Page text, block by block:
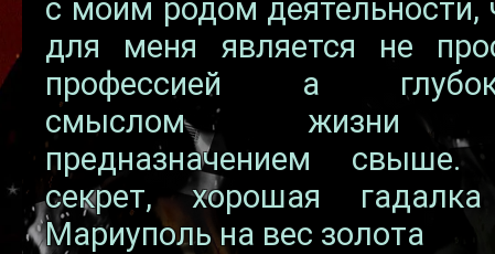
с моим родом деятельности,
для меня является не
профессией а
смыслом жизни
предназначением свыше.
секрет, хорошая
Мариуполь на вес золота